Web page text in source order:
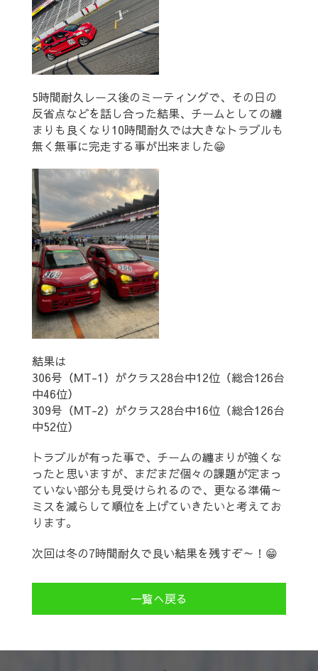
5時間耐久レース後のミーティングで、その日の
反省点などを話し合った結果、チームとしての纏
まりも良くなり10時間耐久では大きなトラブルも
無く無事に完走する事が出来ました😁
結果は
306号（MT-1）がクラス28台中12位（総合126台
中46位）
309号（MT-2）がクラス28台中16位（総合126台
中52位）
トラブルが有った事で、チームの纏まりが強くな
ったと思いますが、まだまだ個々の課題が定まっ
ていない部分も見受けられるので、更なる準備～
ミスを減らして順位を上げていきたいと考えてお
ります。
次回は冬の7時間耐久で良い結果を残すぞ～！😁
一覧へ戻る